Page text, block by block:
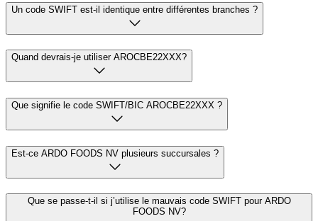
Un code SWIFT est-il identique entre différentes branches ?
Quand devrais-je utiliser AROCBE22XXX?
Que signifie le code SWIFT/BIC AROCBE22XXX ?
Est-ce ARDO FOODS NV plusieurs succursales ?
Que se passe-t-il si j’utilise le mauvais code SWIFT pour ARDO
FOODS NV?